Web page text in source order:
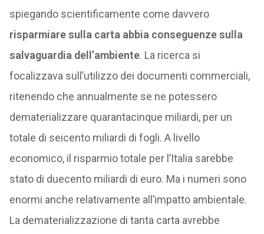
spiegando scientificamente come davvero
risparmiare sulla carta abbia conseguenze sulla
salvaguardia dell’ambiente. La ricerca si
focalizzava sull’utilizzo dei documenti commerciali,
ritenendo che annualmente se ne potessero
dematerializzare quarantacinque miliardi, per un
totale di seicento miliardi di fogli. A livello
economico, il risparmio totale per l’Italia sarebbe
stato di duecento miliardi di euro. Ma i numeri sono
enormi anche relativamente all’impatto ambientale.
La dematerializzazione di tanta carta avrebbe